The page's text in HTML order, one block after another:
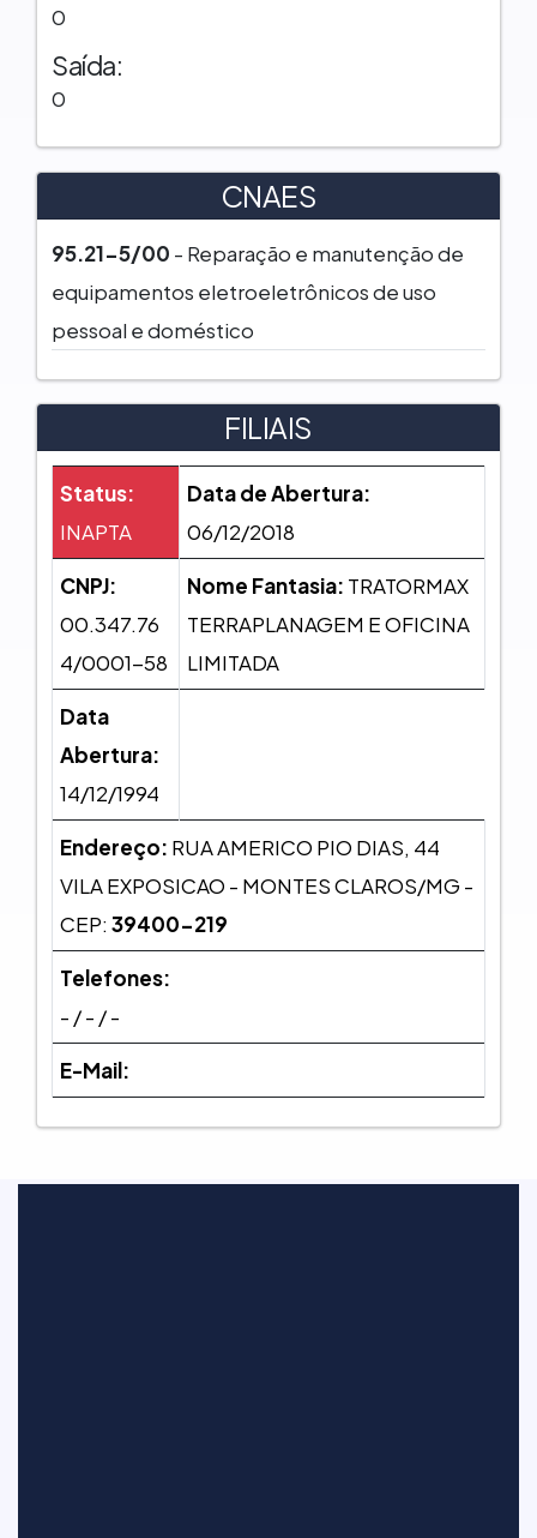
0
Saída:
0
CNAES
95.21-5/00 - Reparação e manutenção de
equipamentos eletroeletrônicos de uso
pessoal e doméstico
FILIAIS
Status:
INAPTA
Data de Abertura:
06/12/2018
CNPJ:
00.347.76
4/0001-58
Nome Fantasia: TRATORMAX
TERRAPLANAGEM E OFICINA
LIMITADA
Data
Abertura:
14/12/1994
Endereço: RUA AMERICO PIO DIAS, 44
VILA EXPOSICAO - MONTES CLAROS/MG -
CEP:39400-219
Telefones:
- / - / -
E-Mail: